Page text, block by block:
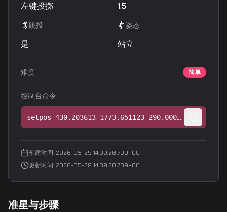
左键投掷 1.5
跳投
是
姿态
站立
难度 简单
控制台命令
setpos 430.203613 1773.651123 290.000000;setang 13.057096 56.125839 0.000000
创建时间: 2026-05-29 14:09:28.709+00
更新时间: 2026-05-29 14:09:28.709+00
准星与步骤